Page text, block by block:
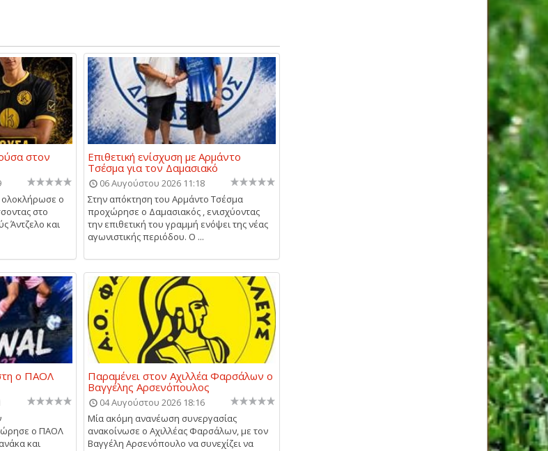
στον
ολοκλήρωσε ο
στο
Άντζελο και
Επιθετική ενίσχυση με Αρμάντο
Τσέσμα για τον Δαμασιακό
06 Αυγούστου 2026 11:18
Στην απόκτηση του Αρμάντο Τσέσμα
προχώρησε ο Δαμασιακός , ενισχύοντας
την επιθετική του γραμμή ενόψει της νέας
αγωνιστικής περιόδου. Ο ...
ο ΠΑΟΛ
ο ΠΑΟΛ
και
Παραμένει στον Αχιλλέα Φαρσάλων ο
Βαγγέλης Αρσενόπουλος
04 Αυγούστου 2026 18:16
Μία ακόμη ανανέωση συνεργασίας
ανακοίνωσε ο Αχιλλέας Φαρσάλων, με τον
Βαγγέλη Αρσενόπουλο να συνεχίζει να